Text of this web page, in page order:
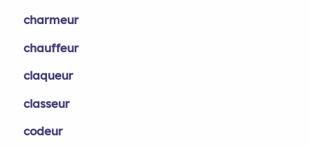
charmeur
chauffeur
claqueur
classeur
codeur